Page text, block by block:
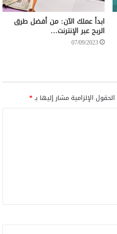
ابدأ عملك الآن: من أفضل طرق
الربح عبر الإنترنت…
07/09/2023
الحقول الإلزامية مشار إليها بـ*